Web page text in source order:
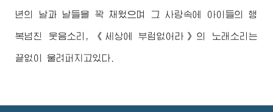
년의 날과 날들을 꽉 채웠으며 그 사랑속에 아이들의 행
복넘친 웃음소리, 《세상에 부럼없어라》의 노래소리는
끝없이 울려퍼지고있다.